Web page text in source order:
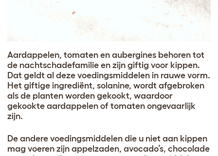
Aardappelen, tomaten en aubergines behoren tot
de nachtschadefamilie en zijn giftig voor kippen.
Dat geldt al deze voedingsmiddelen in rauwe vorm.
Het giftige ingrediënt, solanine, wordt afgebroken
als de planten worden gekookt, waardoor
gekookte aardappelen of tomaten ongevaarlijk
zijn.
De andere voedingsmiddelen die u niet aan kippen
mag voeren zijn appelzaden, avocado’s, chocolade